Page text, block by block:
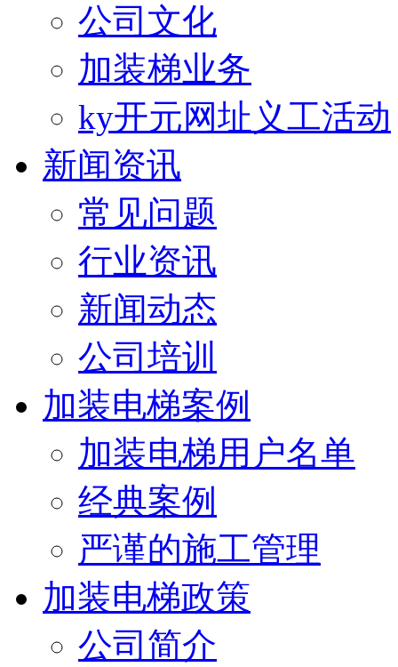
公司文化
加装梯业务
ky开元网址义工活动
新闻资讯
常见问题
行业资讯
新闻动态
公司培训
加装电梯案例
加装电梯用户名单
经典案例
严谨的施工管理
加装电梯政策
公司简介